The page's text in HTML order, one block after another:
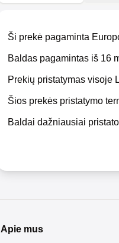
Ši prekė pagaminta
Baldas pagamintas iš 16
Prekių pristatymas visoje
Šios prekės pristatymo
Baldai dažniausiai
Apie mus